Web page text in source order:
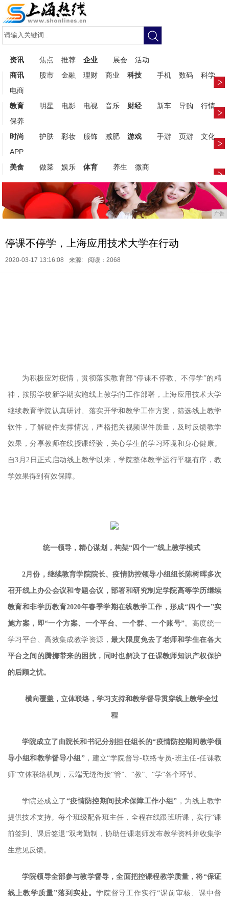
资讯 焦点 推荐 企业 展会
活动
商讯
股市 金融 理财 商业 科技 手机 数码
科学
电商
教育
明星 电影 电视 音乐 财经 新车 导购
行情
保养
时尚
护肤 彩妆 服饰 减肥 游戏 手游 页游
文化
APP
美食
做菜 娱乐 体育 养生 微商
广告
停课不停学，上海应用技术大学在行动
2020-03-17 13:16:08 来源: 阅读：2068
为积极应对疫情，贯彻落实教育部“停课不停教、不停学”的精
神，按照学校新学期实施线上教学的工作部署，上海应用技术大学
继续教育学院认真研讨、落实开学和教学工作方案，筛选线上教学
软件，了解硬件支撑情况，严格把关视频课件质量，及时反馈教学
效果，分享教师在线授课经验，关心学生的学习环境和身心健康。
自3月2日正式启动线上教学以来，学院整体教学运行平稳有序，教
学效果得到有效保障。
统一领导，精心谋划，构架“四个一”线上教学模式
2月份，继续教育学院院长、疫情防控领导小组组长陈树晖多次
召开线上办公会议和专题会议，部署和研究制定学院高等学历继续
教育和非学历教育2020年春季学期在线教学工作， 形成“四个一”实
施方案，即“一个方案、一个平台、一个群、一个账号”。高度统一
学习平台、高效集成教学资源， 最大限度免去了老师和学生在各大
平台之间的腾挪带来的困扰，同时也解决了任课教师知识产权保护
的后顾之忧。
横向覆盖，立体联络，学习支持和教学督导贯穿线上教学全过
程
学院成立了由院长和书记分别担任组长的“疫情防控期间教学领
导小组和教学督导小组”，建立“学院督导-联络专员-班主任-任课教
师”立体联络机制，云端无缝衔接“管”、“教”、“学”各个环节。
学院还成立了 “疫情防控期间技术保障工作小组” ，为线上教学
提供技术支持。每个班级配备班主任，全程在线跟班听课，实行“课
前签到、课后签退”双考勤制，协助任课老师发布教学资料并收集学
生意见反馈。
学院领导全部参与教学督导，全面把控课程教学质量，将“保证
线上教学质量”落到实处。 学院督导工作实行“课前审核、课中督